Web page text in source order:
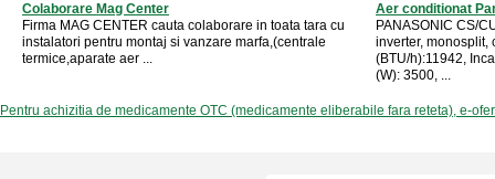
Colaborare Mag Center
Firma MAG CENTER cauta colaborare in toata tara cu
instalatori pentru montaj si vanzare marfa,(centrale
termice,aparate aer ...
Aer conditionat
PANASONIC CS/
inverter, monosplit,
(BTU/h):11942,
(W): 3500, ...
Pentru achizitia de medicamente OTC (medicamente eliberabile fara reteta), e-